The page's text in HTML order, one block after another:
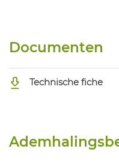
Documenten
Technische fiche